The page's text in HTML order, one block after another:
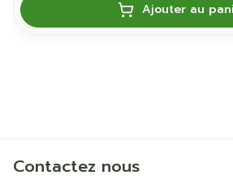
Ajouter au
Contactez nous